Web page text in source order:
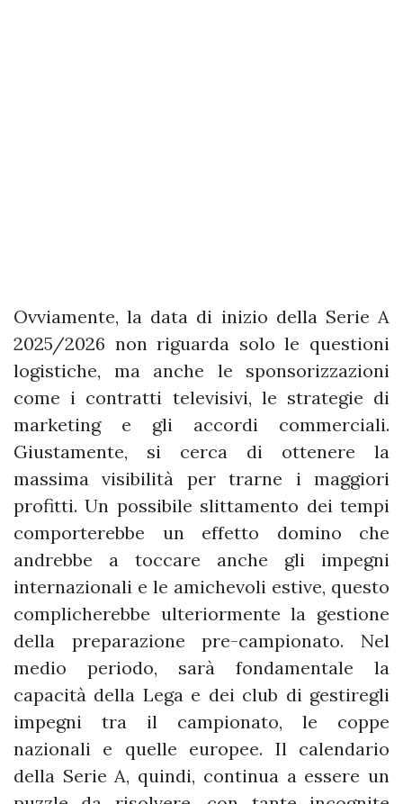
Ovviamente, la data di inizio della Serie A
2025/2026 non riguarda solo le questioni
logistiche, ma anche le sponsorizzazioni
come i contratti televisivi, le strategie di
marketing e gli accordi commerciali.
Giustamente, si cerca di ottenere la
massima visibilità per trarne i maggiori
profitti. Un possibile slittamento dei tempi
comporterebbe un effetto domino che
andrebbe a toccare anche gli impegni
internazionali e le amichevoli estive, questo
complicherebbe ulteriormente la gestione
della preparazione pre-campionato. Nel
medio periodo, sarà fondamentale la
capacità della Lega e dei club di gestiregli
impegni tra il campionato, le coppe
nazionali e quelle europee. Il calendario
della Serie A, quindi, continua a essere un